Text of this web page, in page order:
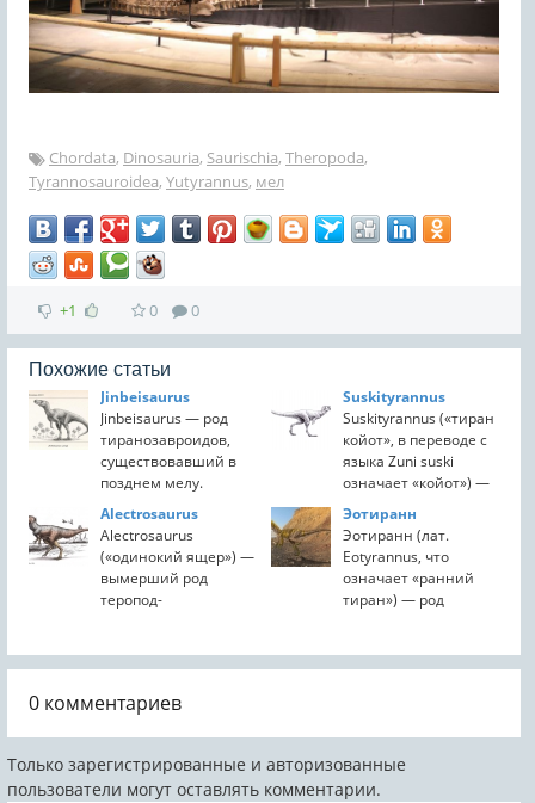
Chordata, Dinosauria, Saurischia, Theropoda,
Tyrannosauroidea, Yutyrannus, мел
+1 0 0
Похожие статьи
Jinbeisaurus
Jinbeisaurus — род
тиранозавроидов,
существовавший в
позднем мелу.
Останки (некоторые
кости черепа и
отдельные
посткраниального
кости) зрелой особи
найдены на
Suskityrannus
Suskityrannus («тиран
койот», в переводе с
языка Zuni suski
означает «койот») —
это род мелкого
тираннозавроидного
теропода из позднего
мела южной
Ларамидии. Он
содержит один...
Alectrosaurus
Alectrosaurus
(«одинокий ящер») —
вымерший род
теропод-
во второй половине
Эотиранн
Эотиранн (лат.
Eotyrannus, что
означает «ранний
тиран») — род
0 комментариев
Только зарегистрированные и авторизованные
пользователи могут оставлять комментарии.